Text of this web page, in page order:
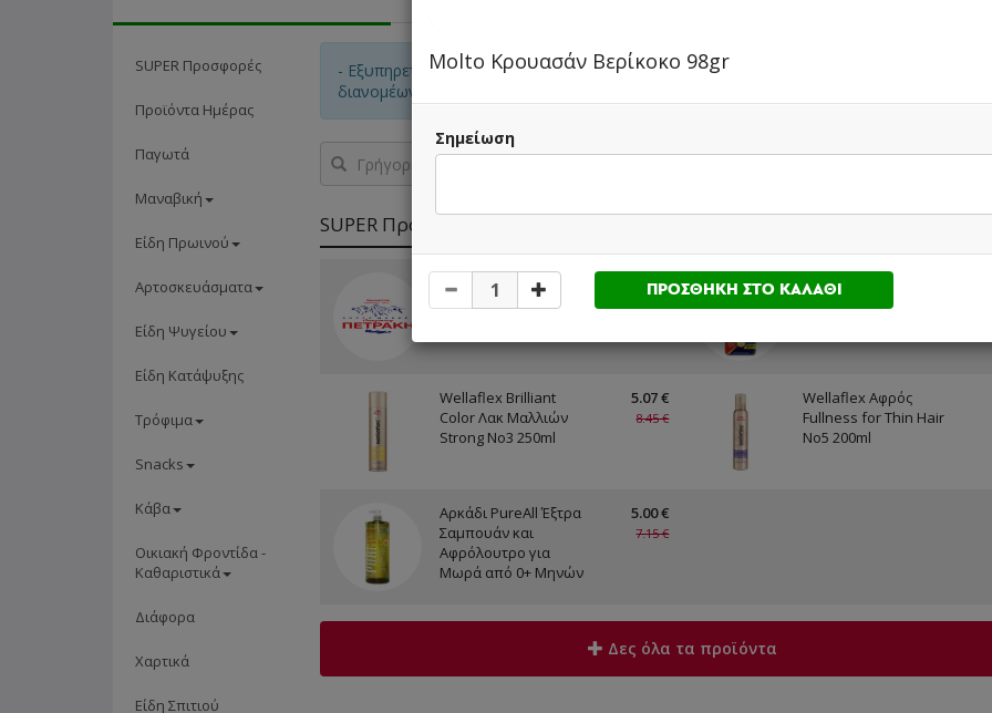
SUPER Προσφορές
Προϊόντα Ημέρας
Παγωτά
Μαναβική
Είδη Πρωινού
Αρτοσκευάσματα
Είδη Ψυγείου
Είδη Κατάψυξης
Τρόφιμα
Snacks
Κάβα
Οικιακή Φροντίδα -
Καθαριστικά
Διάφορα
Χαρτικά
Είδη Σπιτιού
- Εξυπηρετούνται μόνο μία 6άδα/πολυσυσκευασία νερά για λόγους ασφαλείας των
διανομέων!
Γρήγορη
αναζήτηση
προϊόντος...
SUPER Προσφορές
3 Cretan Aperitifs
200ml επιλογής (2+1
10.90 €
Finish All In 1 Max Gel
Wellaflex Brilliant
Color Λακ Μαλλιών
Strong No3 250ml
5.07 €
8.45 €
Wellaflex Αφρός
Fullness for Thin Hair
No5 200ml
Αρκάδι PureAll Έξτρα
Σαμπουάν και
Αφρόλουτρο για
Μωρά από 0+ Μηνών
5.00 €
7.15 €
Δες όλα τα προϊόντα
Molto Κρουασάν Βερίκοκο 98gr
Σημείωση
ΠΡΟΣΘΗΚΗ ΣΤΟ ΚΑΛΑΘΙ